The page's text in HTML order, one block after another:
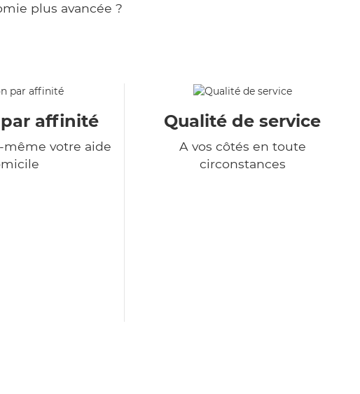
plus avancée ?
affinité
même votre aide
Qualité de service
A vos côtés en toute
circonstances